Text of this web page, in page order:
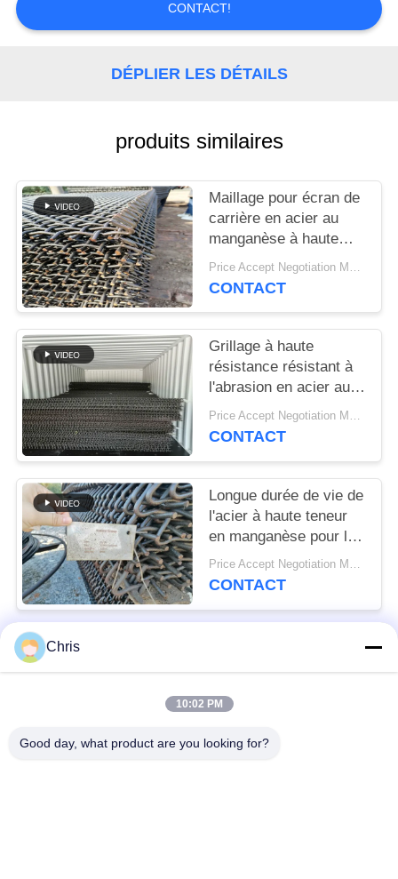
CITATION
PRIVACY
POLICY
CONTACT!
DÉPLIER LES DÉTAILS
produits similaires
Maillage pour écran de
carrière en acier au
manganèse à haute
résistance pour la
séparation du sable et
Price Accept Negotiation MOQ:10 pièces
CONTACT
Grillage à haute
résistance résistant à
l'abrasion en acier au
manganèse pour les
applications de criblage
Price Accept Negotiation MOQ:10 pièces
CONTACT
Longue durée de vie de
l'acier à haute teneur
en manganèse pour les
usines de concassage
de pierre
Price Accept Negotiation MOQ:10 pièces
CONTACT
Catégories populaires
Chris
10:02 PM
Good day, what product are you looking for?